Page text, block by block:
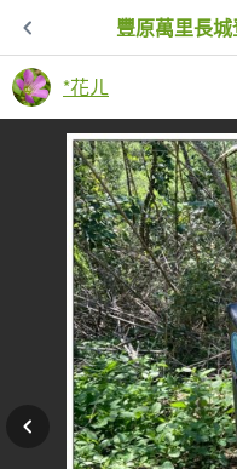
豐原萬里長
*花ㄦ